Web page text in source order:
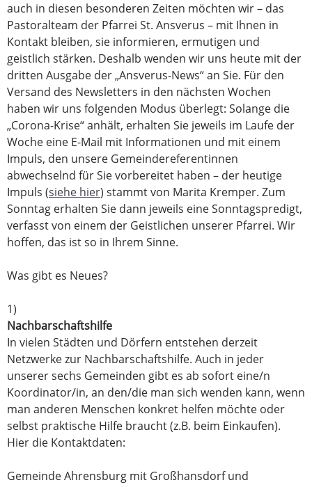
auch in diesen besonderen Zeiten möchten wir – das
Pastoralteam der Pfarrei St. Ansverus – mit Ihnen in
Kontakt bleiben, sie informieren, ermutigen und
geistlich stärken. Deshalb wenden wir uns heute mit der
dritten Ausgabe der „Ansverus-News“ an Sie. Für den
Versand des Newsletters in den nächsten Wochen
haben wir uns folgenden Modus überlegt: Solange die
„Corona-Krise“ anhält, erhalten Sie jeweils im Laufe der
Woche eine E-Mail mit Informationen und mit einem
Impuls, den unsere Gemeindereferentinnen
abwechselnd für Sie vorbereitet haben – der heutige
Impuls (siehe hier) stammt von Marita Kremper. Zum
Sonntag erhalten Sie dann jeweils eine Sonntagspredigt,
verfasst von einem der Geistlichen unserer Pfarrei. Wir
hoffen, das ist so in Ihrem Sinne.
Was gibt es Neues?
1)
Nachbarschaftshilfe
In vielen Städten und Dörfern entstehen derzeit
Netzwerke zur Nachbarschaftshilfe. Auch in jeder
unserer sechs Gemeinden gibt es ab sofort eine/n
Koordinator/in, an den/die man sich wenden kann, wenn
man anderen Menschen konkret helfen möchte oder
selbst praktische Hilfe braucht (z.B. beim Einkaufen).
Hier die Kontaktdaten:
Gemeinde Ahrensburg mit Großhansdorf und